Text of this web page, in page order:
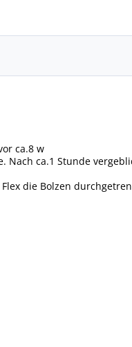
ca.8 w
Nach ca.1 Stunde
die Bolzen